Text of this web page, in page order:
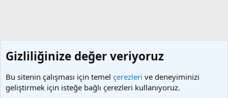
Gizliliğinize değer veriyoruz
Bu sitenin çalışması için temel çerezleri ve deneyiminizi
geliştirmek için isteğe bağlı çerezleri kullanıyoruz.